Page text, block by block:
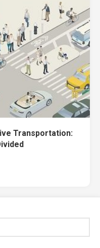
Transportation: